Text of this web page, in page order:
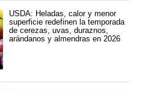
USDA: Heladas, calor y menor
superficie redefinen la temporada
de cerezas, uvas, duraznos,
arándanos y almendras en 2026